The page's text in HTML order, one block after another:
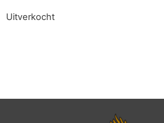
Uitverkocht